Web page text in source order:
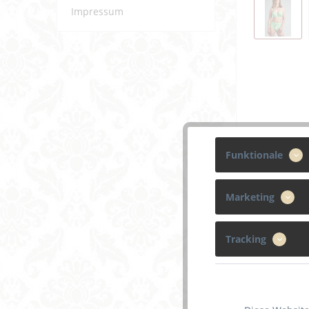
Impressum
Beschreibung
Funktionale
Marketing
Tracking